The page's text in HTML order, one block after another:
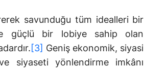
savunduğu tüm idealleri bir
güçlü bir lobiye sahip olan
[3] Geniş ekonomik, siyasi
siyaseti yönlendirme imkânı